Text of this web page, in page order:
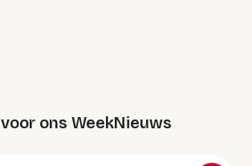
ons WeekNieuws